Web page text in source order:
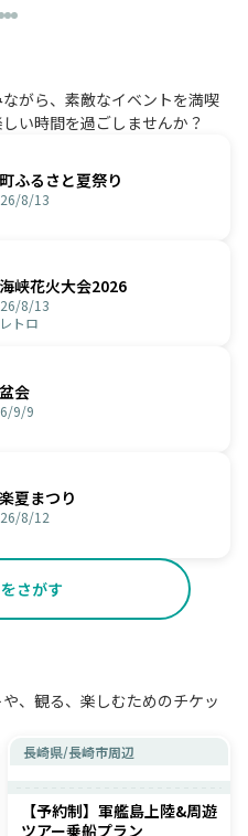
がら、素敵なイベントを満喫
い時間を過ごしませんか？
ふるさと夏祭り
8/13
峡花火大会2026
8/13
トロ
会
9/9
夏まつり
8/12
さがす
、観る、楽しむためのチケッ
長崎県/長崎市周辺
【予約制】軍艦島上陸&周遊
ツアー乗船プラン